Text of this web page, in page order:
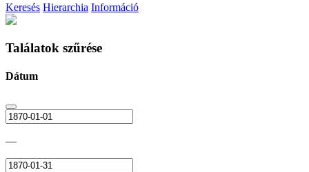
Keresés Hierarchia Információ
Találatok szűrése
Dátum
—